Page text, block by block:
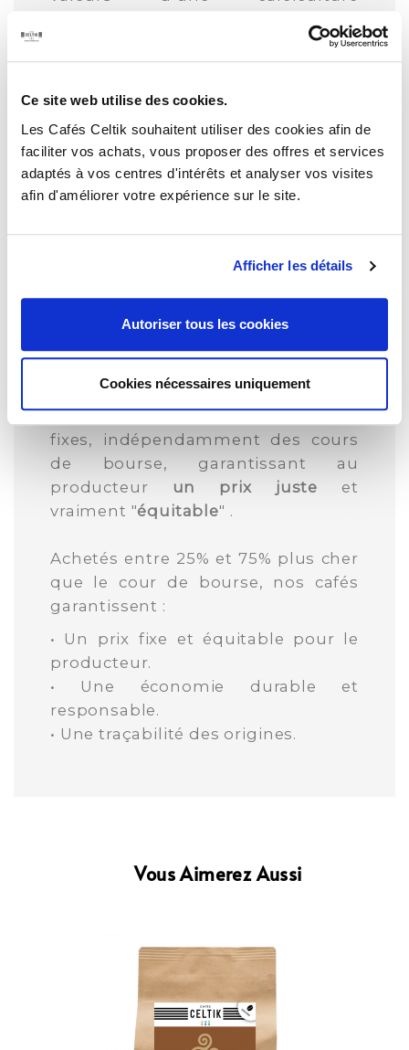
Ce site web utilise des cookies.
Les Cafés Celtik souhaitent utiliser des cookies afin de
faciliter vos achats, vous proposer des offres et services
adaptés à vos centres d'intérêts et analyser vos visites
afin d'améliorer votre expérience sur le site.
Afficher les détails
Autoriser tous les cookies
Cookies nécessaires uniquement
De mettre en avant le travail des
producteurs et l’identité de leur
terroirs, de privilégier la qualité, la
traçabilitéet ladurabilité.
auprès des petits producteurs, à
travers une société de sourcing
passionnée et engagée dans
Nous achetons ainsi des cafés à prix
fixes, indépendamment des cours
de bourse, garantissant au
producteur un prix juste et
vraiment "équitable" .
Achetés entre 25% et 75% plus cher
que le cour de bourse, nos cafés
garantissent :
• Un prix fixe et équitable pour le
producteur.
• Une économie durable et
responsable.
• Une traçabilité des origines.
Vous Aimerez Aussi